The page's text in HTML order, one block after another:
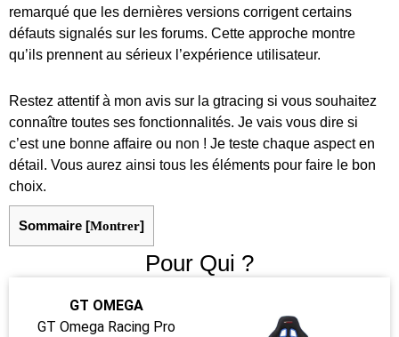
remarqué que les dernières versions corrigent certains
défauts signalés sur les forums. Cette approche montre
qu’ils prennent au sérieux l’expérience utilisateur.
Restez attentif à mon avis sur la gtracing si vous souhaitez
connaître toutes ses fonctionnalités. Je vais vous dire si
c’est une bonne affaire ou non ! Je teste chaque aspect en
détail. Vous aurez ainsi tous les éléments pour faire le bon
choix.
Sommaire [Montrer]
Pour Qui ?
GT OMEGA
GT Omega Racing Pro